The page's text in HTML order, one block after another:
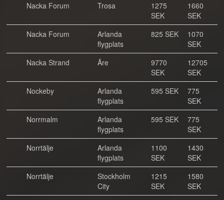
Nacka Forum
Trosa
1275
SEK
1660
SEK
Nacka Forum
Arlanda
flygplats
825 SEK
1070
SEK
Nacka Strand
Åre
9770
SEK
12705
SEK
Nockeby
Arlanda
flygplats
595 SEK
775
SEK
Norrmalm
Arlanda
flygplats
595 SEK
775
SEK
Norrtälje
Arlanda
flygplats
1100
SEK
1430
SEK
Norrtälje
Stockholm
City
1215
SEK
1580
SEK